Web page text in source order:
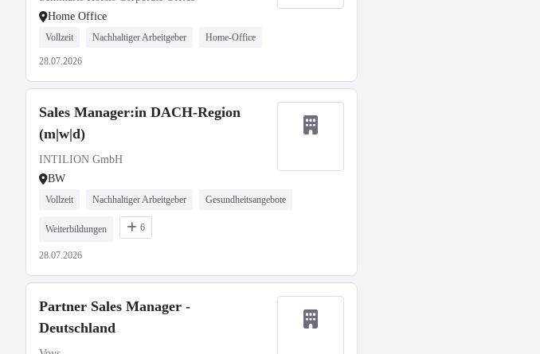
Home Office
Vollzeit Nachhaltiger Arbeitgeber Home-Office
28.07.2026
Sales Manager:in DACH-Region
(m|w|d)
INTILION GmbH
BW
Vollzeit Nachhaltiger Arbeitgeber Gesundheitsangebote
Weiterbildungen 6
28.07.2026
Partner Sales Manager -
Deutschland